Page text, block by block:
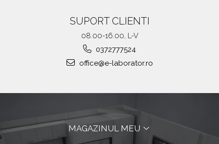
SUPORT CLIENTI
08.00-16.00, L-V
0372777524
office@e-laborator.ro
MAGAZINUL MEU